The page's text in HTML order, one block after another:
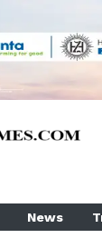
News